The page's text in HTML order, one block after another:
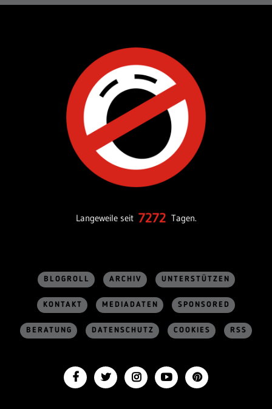
Langeweile seit 7272 Tagen.
BLOGROLL ARCHIV UNTERSTÜTZEN
KONTAKT MEDIADATEN SPONSORED
BERATUNG DATENSCHUTZ COOKIES RSS